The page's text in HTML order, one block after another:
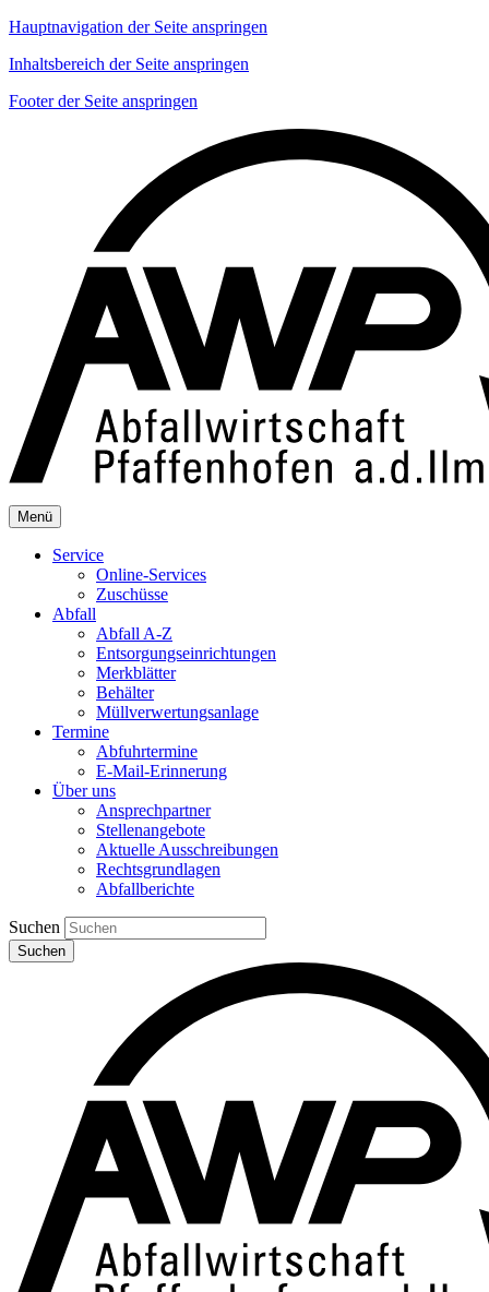
Hauptnavigation der Seite anspringen
Inhaltsbereich der Seite anspringen
Footer der Seite anspringen
Menü
Service
Online-Services
Zuschüsse
Abfall
Abfall A-Z
Entsorgungseinrichtungen
Merkblätter
Behälter
Müllverwertungsanlage
Termine
Abfuhrtermine
E-Mail-Erinnerung
Über uns
Ansprechpartner
Stellenangebote
Aktuelle Ausschreibungen
Rechtsgrundlagen
Abfallberichte
Suchen
Suchen